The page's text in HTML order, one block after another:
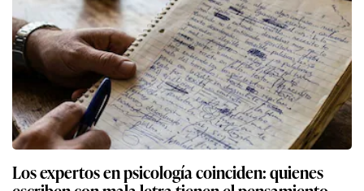
Los expertos en psicología coinciden: quienes